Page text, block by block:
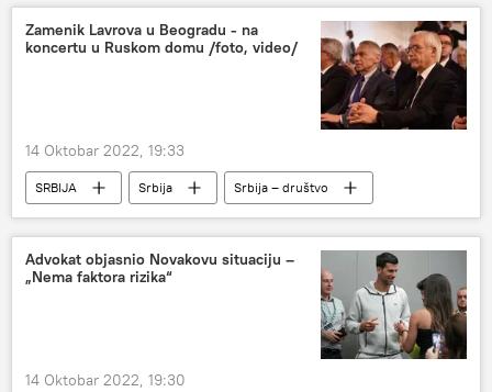
PRO
Evropska unija (EU)
Zamenik Lavrova u Beogradu - na
koncertu u Ruskom domu /foto, video/
14 Oktobar 2022, 19:33
SRBIJA Srbija
Srbija – društvo
Ruski dom
Advokat objasnio Novakovu situaciju –
„Nema faktora rizika“
14 Oktobar 2022, 19:30